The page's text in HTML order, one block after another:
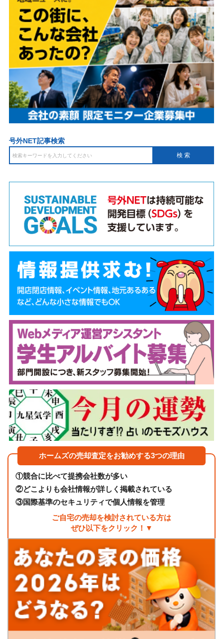
号外NET記事検索
ホームズの売却査定をお勧めする3つの理由
①競合に比べて提携会社数が多い
②どこよりも会社情報が詳しく掲載されている
③国際基準のセキュリティで個人情報を管理
ご自宅の売却を検討されている方は
ぜひ以下をクリック！▼